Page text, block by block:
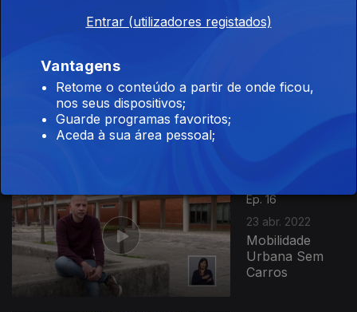
30 abr. 2022
Ep. 16
23 abr. 2022
Mobilidade
Urbana Sem
Carros
Entrar (utilizadores registados)
Vantagens
Retome o conteúdo a partir de onde ficou,
nos seus dispositivos;
Guarde programas favoritos;
Aceda à sua área pessoal;